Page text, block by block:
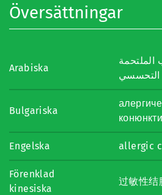
Översättningar
Arabiska
الملتحمة
التحسسي
Bulgariska
Engelska allergic
Förenklad
kinesiska
过敏性结